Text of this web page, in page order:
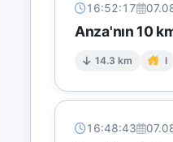
16:52:17
Anza'nın 10
14.3 km I
16:48:43